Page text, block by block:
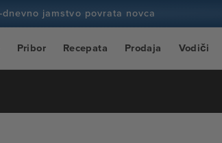
dnevno jamstvo povrata novca
Pribor Recepata Prodaja Vodiči